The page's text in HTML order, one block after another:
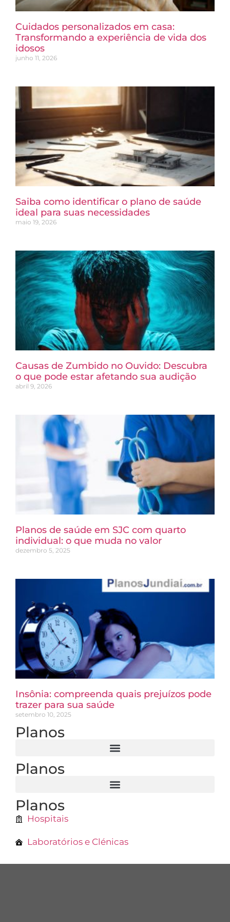
Cuidados personalizados em casa:
Transformando a experiência de vida dos
idosos
junho 11, 2026
Saiba como identificar o plano de saúde
ideal para suas necessidades
maio 19, 2026
Causas de Zumbido no Ouvido: Descubra
o que pode estar afetando sua audição
abril 9, 2026
Planos de saúde em SJC com quarto
individual: o que muda no valor
dezembro 5, 2025
Insônia: compreenda quais prejuízos pode
trazer para sua saúde
setembro 10, 2025
Planos
Planos
Planos
Hospitais
Laboratórios e Clénicas